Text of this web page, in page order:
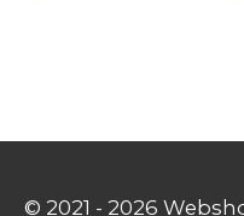
© 2021 - 2026